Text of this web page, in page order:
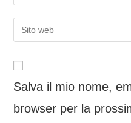
Salva il mio nome,
browser per la